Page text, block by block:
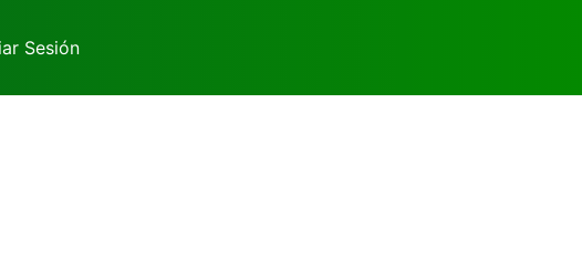
Sesión